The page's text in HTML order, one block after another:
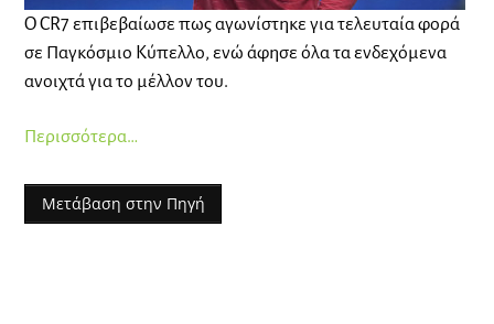
Ο CR7 επιβεβαίωσε πως αγωνίστηκε για τελευταία φορά
σε Παγκόσμιο Κύπελλο, ενώ άφησε όλα τα ενδεχόμενα
ανοιχτά για το μέλλον του.
Περισσότερα…
Μετάβαση στην Πηγή